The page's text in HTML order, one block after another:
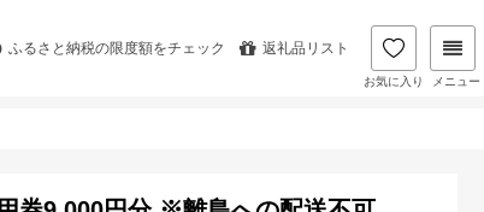
ふるさと納税の限度額をチェック 返礼品リスト
お気に入り メニュー